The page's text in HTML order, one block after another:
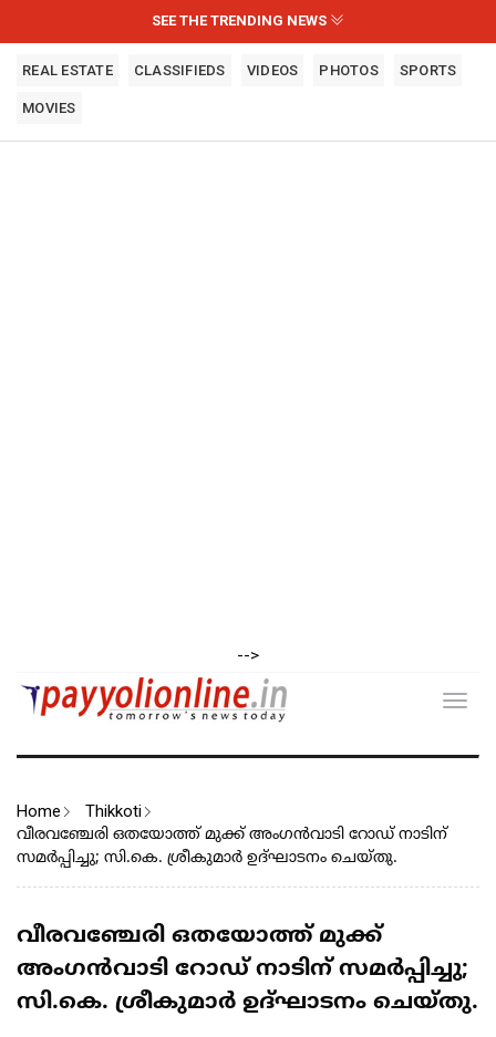
SEE THE TRENDING NEWS
REAL ESTATE CLASSIFIEDS VIDEOS PHOTOS SPORTS
MOVIES
-->
Home Thikkoti
വീരവഞ്ചേരി ഒതയോത്ത് മുക്ക് അംഗൻവാടി റോഡ് നാടിന്
സമർപ്പിച്ചു; സി.കെ. ശ്രീകുമാർ ഉദ്ഘാടനം ചെയ്തു.
വീരവഞ്ചേരി ഒതയോത്ത് മുക്ക്
അംഗൻവാടി റോഡ് നാടിന് സമർപ്പിച്ചു;
സി.കെ. ശ്രീകുമാർ ഉദ്ഘാടനം ചെയ്തു.